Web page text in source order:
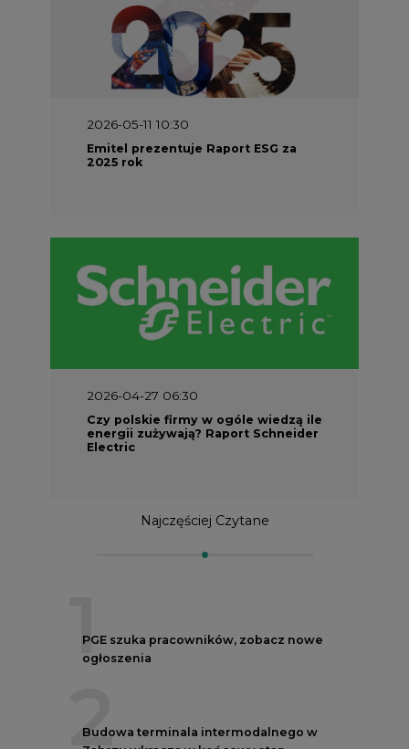
2026-05-11 10:30
Emitel prezentuje Raport ESG za
2025 rok
2026-04-27 06:30
Czy polskie firmy w ogóle wiedzą ile
energii zużywają? Raport Schneider
Electric
Najczęściej Czytane
1
PGE szuka pracowników, zobacz nowe
ogłoszenia
2
Budowa terminala intermodalnego w